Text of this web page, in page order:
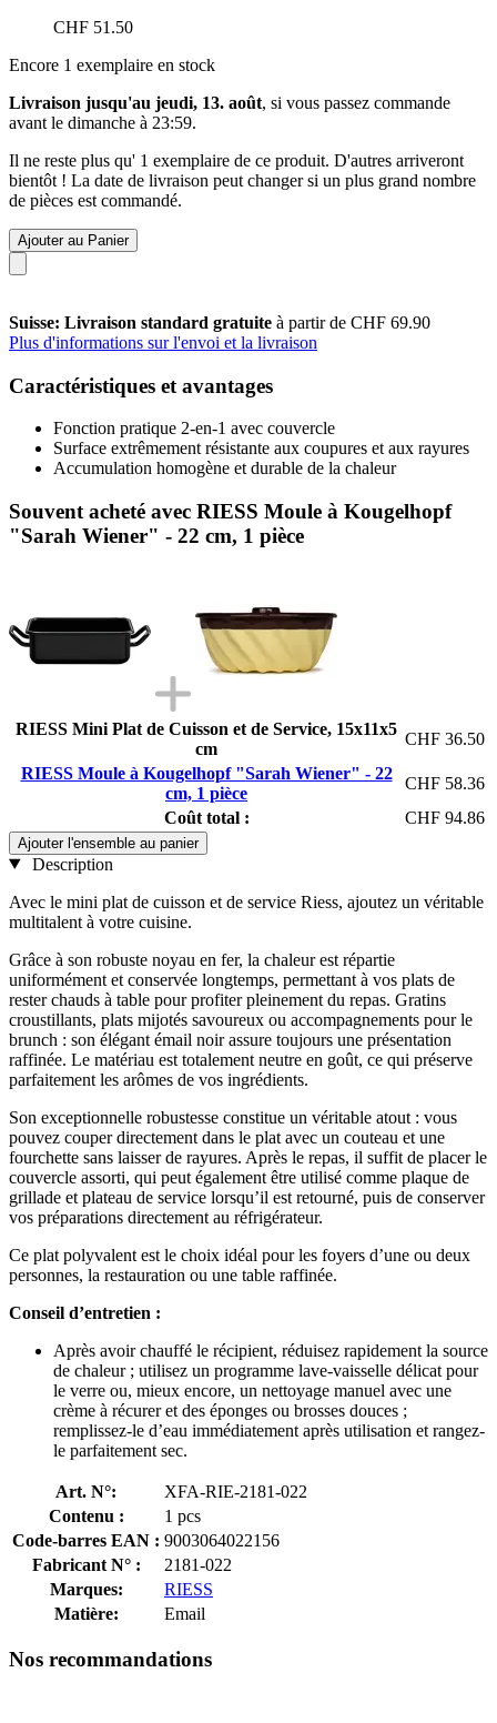
CHF 51.50
Encore 1 exemplaire en stock
Livraison jusqu'au jeudi, 13. août, si vous passez commande
avant le dimanche à 23:59.
Il ne reste plus qu' 1 exemplaire de ce produit. D'autres arriveront
bientôt ! La date de livraison peut changer si un plus grand nombre
de pièces est commandé.
Ajouter au Panier
Suisse: Livraison standard gratuite à partir de CHF 69.90
Plus d'informations sur l'envoi et la livraison
Caractéristiques et avantages
Fonction pratique 2-en-1 avec couvercle
Surface extrêmement résistante aux coupures et aux rayures
Accumulation homogène et durable de la chaleur
Souvent acheté avec RIESS Moule à Kougelhopf
"Sarah Wiener" - 22 cm, 1 pièce
RIESS Mini Plat de Cuisson et de Service, 15x11x5
cm
CHF 36.50
RIESS Moule à Kougelhopf "Sarah Wiener" - 22
cm, 1 pièce
CHF 58.36
Coût total :
CHF 94.86
Ajouter l'ensemble au panier
Description
Avec le mini plat de cuisson et de service Riess, ajoutez un véritable
multitalent à votre cuisine.
Grâce à son robuste noyau en fer, la chaleur est répartie
uniformément et conservée longtemps, permettant à vos plats de
rester chauds à table pour profiter pleinement du repas. Gratins
croustillants, plats mijotés savoureux ou accompagnements pour le
brunch : son élégant émail noir assure toujours une présentation
raffinée. Le matériau est totalement neutre en goût, ce qui préserve
parfaitement les arômes de vos ingrédients.
Son exceptionnelle robustesse constitue un véritable atout : vous
pouvez couper directement dans le plat avec un couteau et une
fourchette sans laisser de rayures. Après le repas, il suffit de placer le
couvercle assorti, qui peut également être utilisé comme plaque de
grillade et plateau de service lorsqu’il est retourné, puis de conserver
vos préparations directement au réfrigérateur.
Ce plat polyvalent est le choix idéal pour les foyers d’une ou deux
personnes, la restauration ou une table raffinée.
Conseil d’entretien :
Après avoir chauffé le récipient, réduisez rapidement la source
de chaleur ; utilisez un programme lave-vaisselle délicat pour
le verre ou, mieux encore, un nettoyage manuel avec une
crème à récurer et des éponges ou brosses douces ;
remplissez-le d’eau immédiatement après utilisation et rangez-
le parfaitement sec.
Art. N°:
XFA-RIE-2181-022
Contenu :
1 pcs
Code-barres EAN : 9003064022156
Fabricant N° :
2181-022
Marques:
RIESS
Matière:
Email
Nos recommandations